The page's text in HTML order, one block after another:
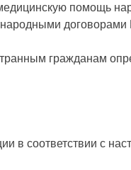
помощь
договорами
гражданам
в соответствии с